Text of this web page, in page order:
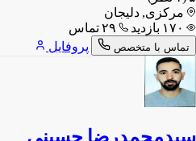
مرکزی, دلیجان
تماس با متخصص پروفایل